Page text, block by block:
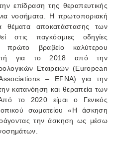
επίδραση της θεραπευτικής
νοσήματα. Η πρωτοποριακή
θέματα αποκατάστασης των
στις παγκόσμιες οδηγίες
βραβείο καλύτερου
για το 2018 από την
Εταιρειών (European
– EFNA) για την
κατανόηση και θεραπεία των
το 2020 είμαι ο Γενικός
σωματείου «Η άσκηση
την άσκηση ως μέσω